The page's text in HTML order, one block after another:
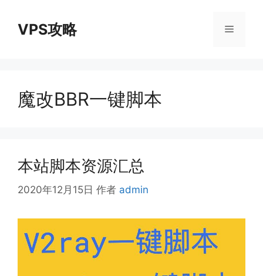
VPS攻略 菜
魔改BBR一键脚本
本站脚本资源汇总
2020年12月15日 作者 admin